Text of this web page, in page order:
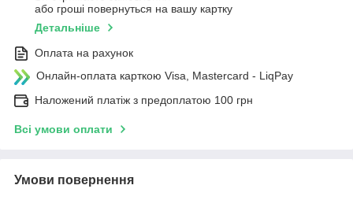
або гроші повернуться на вашу картку
Детальніше
Оплата на рахунок
Онлайн-оплата карткою Visa, Mastercard - LiqPay
Наложений платіж з предоплатою 100 грн
Всі умови оплати
Умови повернення